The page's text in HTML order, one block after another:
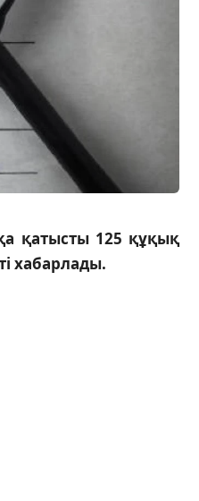
қатысты 125 құқық
хабарлады.